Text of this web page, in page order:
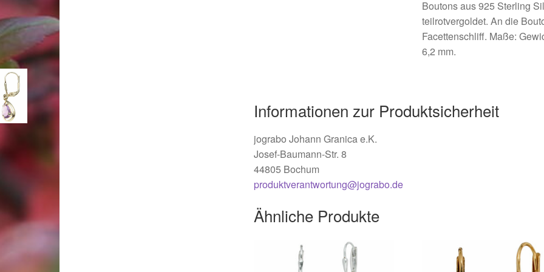
Boutons aus 925 Sterling
teilrotvergoldet. An die
Facettenschliff. Maße:
6,2 mm.
Informationen zur Produktsicherheit
jograbo Johann Granica e.K.
Josef-Baumann-Str. 8
44805 Bochum
produktverantwortung@jograbo.de
Ähnliche Produkte